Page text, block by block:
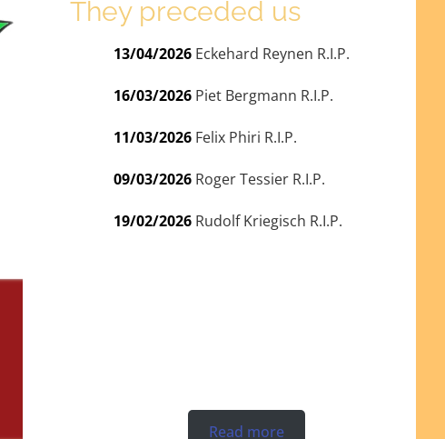
They preceded us
13/04/2026 Eckehard Reynen R.I.P.
16/03/2026 Piet Bergmann R.I.P.
11/03/2026 Felix Phiri R.I.P.
09/03/2026 Roger Tessier R.I.P.
19/02/2026 Rudolf Kriegisch R.I.P.
Read more